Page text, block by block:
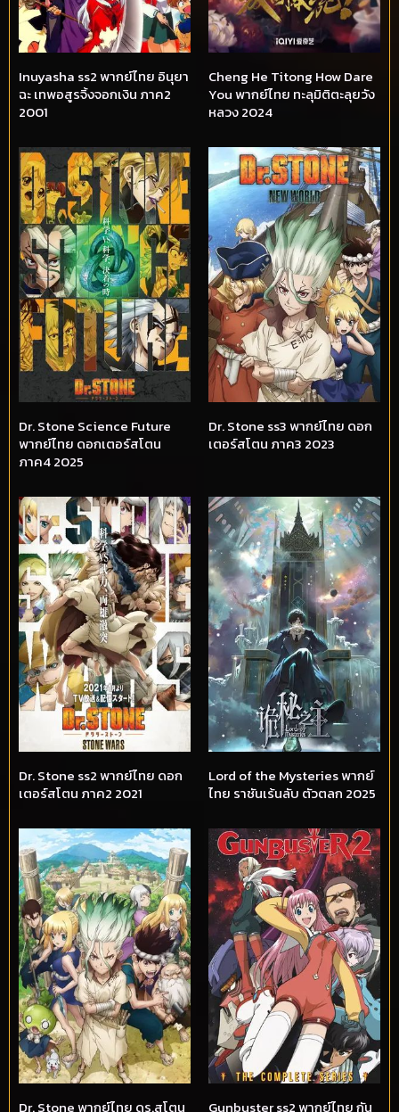
Inuyasha ss2 พากย์ไทย อินุยา
ฉะ เทพอสูรจิ้งจอกเงิน ภาค2
2001
Cheng He Titong How Dare
You พากย์ไทย ทะลุมิติตะลุยวัง
หลวง 2024
Dr. Stone Science Future
พากย์ไทย ดอกเตอร์สโตน
ภาค4 2025
Dr. Stone ss3 พากย์ไทย ดอก
เตอร์สโตน ภาค3 2023
Dr. Stone ss2 พากย์ไทย ดอก
เตอร์สโตน ภาค2 2021
Lord of the Mysteries พากย์
ไทย ราชันเร้นลับ ตัวตลก 2025
Dr. Stone พากย์ไทย ดร.สโตน
Gunbuster ss2 พากย์ไทย กัน